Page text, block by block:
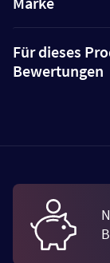
Für dieses
Bewertungen